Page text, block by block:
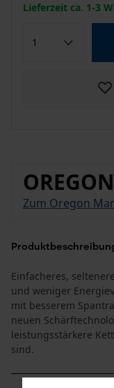
Lieferzeit ca. 1-3
OREGON
Zum Oregon
Einfacheres,
und weniger
mit besserem
neuen
leistungsstärkere
sind.